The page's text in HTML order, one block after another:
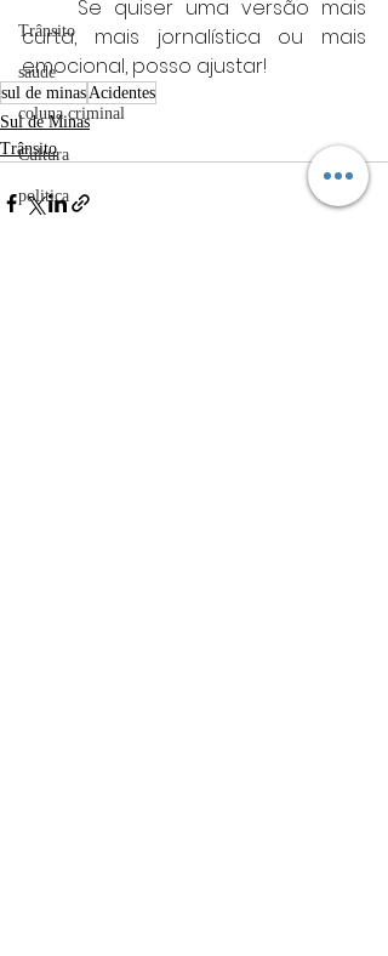
Trânsito
saúde
coluna criminal
Cultura
politica
curta, mais jornalística ou mais
emocional, posso ajustar!
sul de minasAcidentes
Sul de Minas
Trânsito